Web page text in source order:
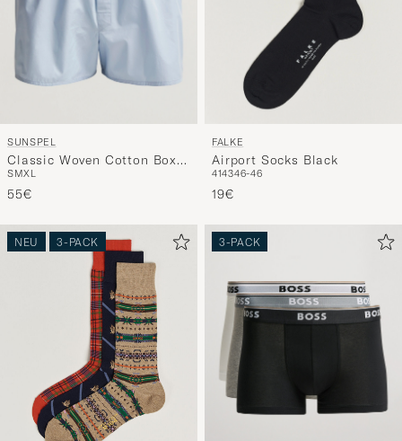
SUNSPEL
Classic Woven Cotton Boxer
Shorts Plain Blue
SMXL
55€
FALKE
Airport Socks Black
414346-46
19€
NEU 3-PACK 3-PACK